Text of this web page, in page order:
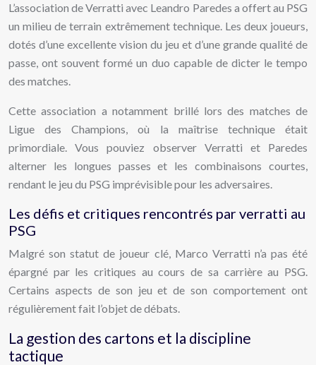
L’association de Verratti avec Leandro Paredes a offert au PSG
un milieu de terrain extrêmement technique. Les deux joueurs,
dotés d’une excellente vision du jeu et d’une grande qualité de
passe, ont souvent formé un duo capable de dicter le tempo
des matches.
Cette association a notamment brillé lors des matches de
Ligue des Champions, où la maîtrise technique était
primordiale. Vous pouviez observer Verratti et Paredes
alterner les longues passes et les combinaisons courtes,
rendant le jeu du PSG imprévisible pour les adversaires.
Les défis et critiques rencontrés par verratti au
PSG
Malgré son statut de joueur clé, Marco Verratti n’a pas été
épargné par les critiques au cours de sa carrière au PSG.
Certains aspects de son jeu et de son comportement ont
régulièrement fait l’objet de débats.
La gestion des cartons et la discipline
tactique